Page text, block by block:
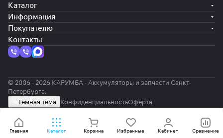
Главная Каталог Корзина Избранные Кабинет Сравнение
Каталог
Информация
Покупателю
Контакты
© 2006 - 2026 КАРУМБА - Аккумуляторы и запчасти Санкт-
Петербурга.
Темная тема
КонфиденциальностьОферта